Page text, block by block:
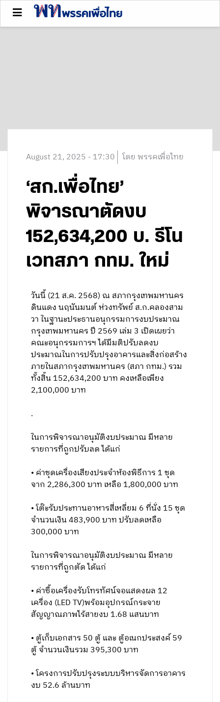
August 21, 2025 - 17:30 โดย พรรคเพื่อไทย
‘สก.เพื่อไทย’
พิจารณาตัดงบ
152,634,200 บ. รีโน
เวทสภา กทม. ใหม่
วันนี้ (21 ส.ค. 2568) ณ สภากรุงเทพมหานคร
ดินแดง นฤนันมนต์ ห่วงทรัพย์ ส.ก.คลองสาม
วา ในฐานะประธานอนุกรรมการงบประมาณ
กรุงเทพมหานคร ปี 2569 เล่ม 3 เปิดเผยว่า
คณะอนุกรรมการฯ ได้มีมติปรับลดงบ
ประมาณในการปรับปรุงอาคารและสิ่งก่อสร้าง
ภายในสภากรุงเทพมหานคร (สภา กทม.) รวม
ทั้งสิ้น 152,634,200 บาท คงเหลือเพียง
2,100,000 บาท
.
ในการพิจารณาอนุมัติงบประมาณ มีหลาย
รายการที่ถูกปรับลด ได้แก่
• ค่าชุดเครื่องเสียงประจำห้องพิธีการ 1 ชุด
จาก 2,286,300 บาท เหลือ 1,800,000 บาท
• โต๊ะรับประทานอาหารสี่เหลี่ยม 6 ที่นั่ง 15 ชุด
จำนวนเงิน 483,900 บาท ปรับลดเหลือ
300,000 บาท
ในการพิจารณาอนุมัติงบประมาณ มีหลาย
รายการที่ถูกตัด ได้แก่
• ค่าซื้อเครื่องรับโทรทัศน์จอแสดงผล 12
เครื่อง (LED TV)พร้อมอุปกรณ์กระจาย
สัญญาณภาพไร้สายงบ 1.68 แสนบาท
• ตู้เก็บเอกสาร 50 ตู้ และ ตู้อเนกประสงค์ 59
ตู้ จำนวนเงินรวม 395,300 บาท
• โครงการปรับปรุงระบบบริหารจัดการอาคาร
งบ 52.6 ล้านบาท